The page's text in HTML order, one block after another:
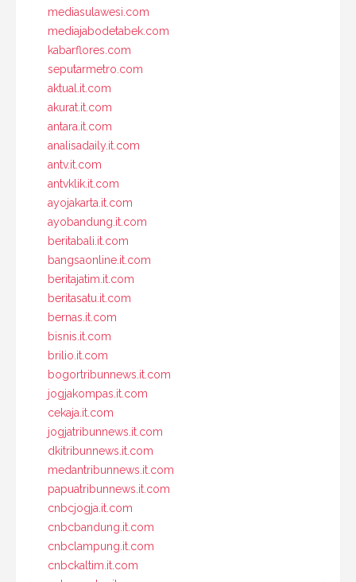
mediasulawesi.com
mediajabodetabek.com
kabarflores.com
seputarmetro.com
aktual.it.com
akurat.it.com
antara.it.com
analisadaily.it.com
antv.it.com
antvklik.it.com
ayojakarta.it.com
ayobandung.it.com
beritabali.it.com
bangsaonline.it.com
beritajatim.it.com
beritasatu.it.com
bernas.it.com
bisnis.it.com
brilio.it.com
bogortribunnews.it.com
jogjakompas.it.com
cekaja.it.com
jogjatribunnews.it.com
dkitribunnews.it.com
medantribunnews.it.com
papuatribunnews.it.com
cnbcjogja.it.com
cnbcbandung.it.com
cnbclampung.it.com
cnbckaltim.it.com